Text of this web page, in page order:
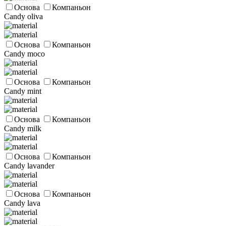
Основа
Компаньон
Candy oliva
Основа
Компаньон
Candy moco
Основа
Компаньон
Candy mint
Основа
Компаньон
Candy milk
Основа
Компаньон
Candy lavander
Основа
Компаньон
Candy lava